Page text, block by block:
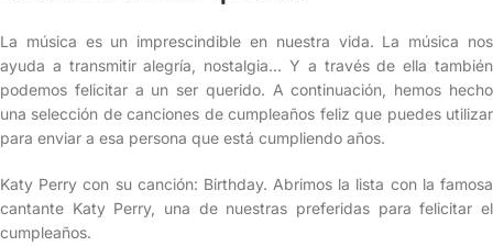
La música es un imprescindible en nuestra vida. La música nos
ayuda a transmitir alegría, nostalgia… Y a través de ella también
podemos felicitar a un ser querido. A continuación, hemos hecho
una selección de canciones de cumpleaños feliz que puedes utilizar
para enviar a esa persona que está cumpliendo años.
Katy Perry con su canción: Birthday. Abrimos la lista con la famosa
cantante Katy Perry, una de nuestras preferidas para felicitar el
cumpleaños.